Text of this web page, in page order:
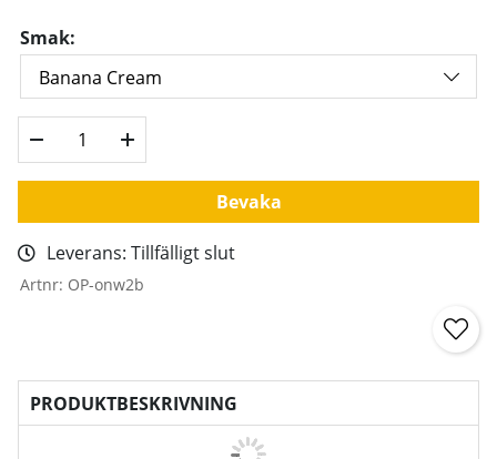
Smak:
Bevaka
Leverans: Tillfälligt slut
Artnr: OP-onw2b
PRODUKTBESKRIVNING